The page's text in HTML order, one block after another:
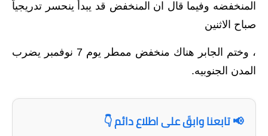
المرحلة الابتدائية
المرحلة الاعدادية
مرشحات
المنخفضه وفيما قال ان المنخفض قد يبدأ ينحسر تدريجياً
صباح الاثنين
، وختم الجابر هناك منخفض ممطر يوم 7 نوفمبر يضرب
المدن الجنوبيه.
📢 تابعنا وابقَ على اطلاع دائم 👇